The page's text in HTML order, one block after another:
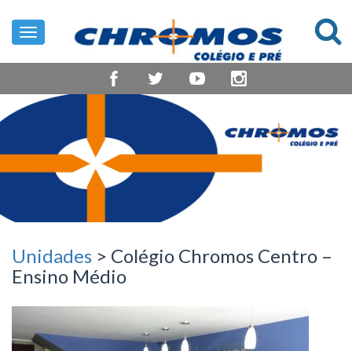
Toggle
navigation
Unidades > Colégio Chromos Centro –
Ensino Médio